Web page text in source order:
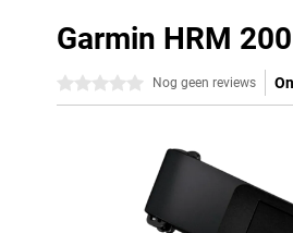
Garmin HRM
0 sterren Nog geen reviews